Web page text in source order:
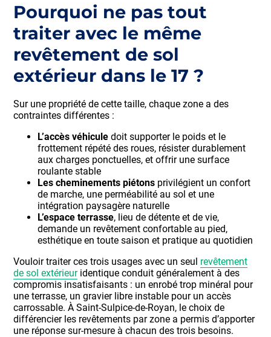
Pourquoi ne pas tout
traiter avec le même
revêtement de sol
extérieur dans le 17 ?
Sur une propriété de cette taille, chaque zone a des
contraintes différentes :
L’accès véhicule doit supporter le poids et le
frottement répété des roues, résister durablement
aux charges ponctuelles, et offrir une surface
roulante stable
Les cheminements piétons privilégient un confort
de marche, une perméabilité au sol et une
intégration paysagère naturelle
L’espace terrasse, lieu de détente et de vie,
demande un revêtement confortable au pied,
esthétique en toute saison et pratique au quotidien
Vouloir traiter ces trois usages avec un seul revêtement
de sol extérieuridentique conduit généralement à des
compromis insatisfaisants : un enrobé trop minéral pour
une terrasse, un gravier libre instable pour un accès
carrossable. À Saint-Sulpice-de-Royan, le choix de
différencier les revêtements par zone a permis d’apporter
une réponse sur-mesure à chacun des trois besoins.